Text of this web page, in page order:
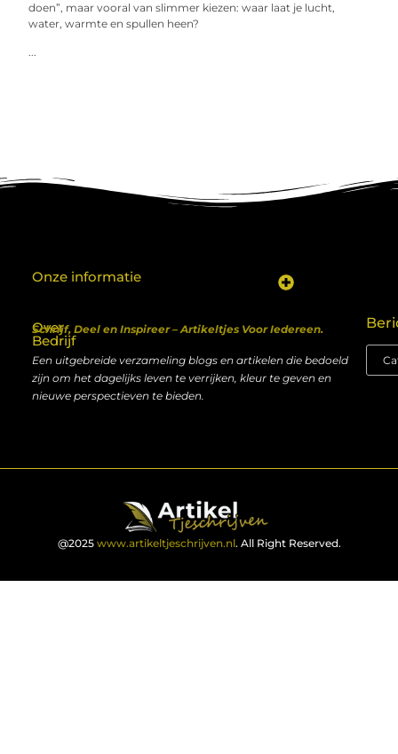
doen”, maar vooral van slimmer kiezen: waar laat je lucht,
water, warmte en spullen heen?
...
Over
Bedrijf
Schrijf, Deel en Inspireer – Artikeltjes Voor Iedereen.
Een uitgebreide verzameling blogs en artikelen die bedoeld
zijn om het dagelijks leven te verrijken, kleur te geven en
nieuwe perspectieven te bieden.
Onze informatie
@2025 www.artikeltjeschrijven.nl. All Right Reserved.